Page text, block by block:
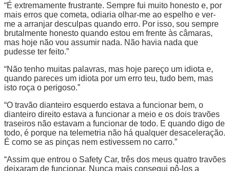
“É extremamente frustrante. Sempre fui muito honesto e, por
mais erros que cometa, odiaria olhar-me ao espelho e ver-
me a arranjar desculpas quando erro. Por isso, sou sempre
brutalmente honesto quando estou em frente às câmaras,
mas hoje não vou assumir nada. Não havia nada que
pudesse ter feito.”
“Não tenho muitas palavras, mas hoje pareço um idiota e,
quando pareces um idiota por um erro teu, tudo bem, mas
isto roça o perigoso.”
“O travão dianteiro esquerdo estava a funcionar bem, o
dianteiro direito estava a funcionar a meio e os dois travões
traseiros não estavam a funcionar de todo. E quando digo de
todo, é porque na telemetria não há qualquer desaceleração.
É como se as pinças nem estivessem no carro.”
“Assim que entrou o Safety Car, três dos meus quatro travões
deixaram de funcionar. Nunca mais consegui pô-los a